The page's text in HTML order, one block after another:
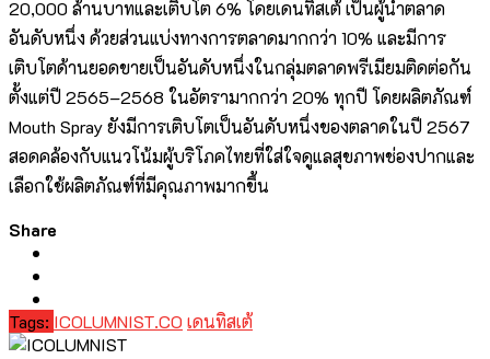
20,000 ล้านบาทและเติบโต 6% โดยเดนทิสเต้ เป็นผู้นำตลาด
อันดับหนึ่ง ด้วยส่วนแบ่งทางการตลาดมากกว่า 10% และมีการ
เติบโตด้านยอดขายเป็นอันดับหนึ่งในกลุ่มตลาดพรีเมียมติดต่อกัน
ตั้งแต่ปี 2565–2568 ในอัตรามากกว่า 20% ทุกปี โดยผลิตภัณฑ์
Mouth Spray ยังมีการเติบโตเป็นอันดับหนึ่งของตลาดในปี 2567
สอดคล้องกับแนวโน้มผู้บริโภคไทยที่ใส่ใจดูแลสุขภาพช่องปากและ
เลือกใช้ผลิตภัณฑ์ที่มีคุณภาพมากขึ้น
Share
Tags: ICOLUMNIST.CO เดนทิสเต้